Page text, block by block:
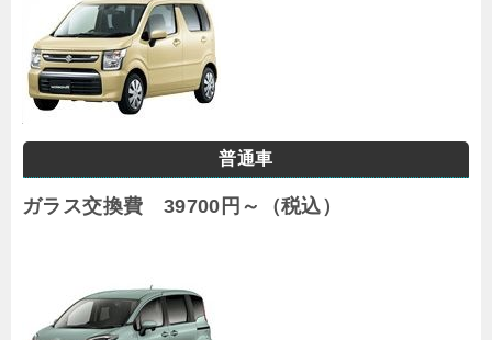
普通車
ガラス交換費 39700円～（税込）